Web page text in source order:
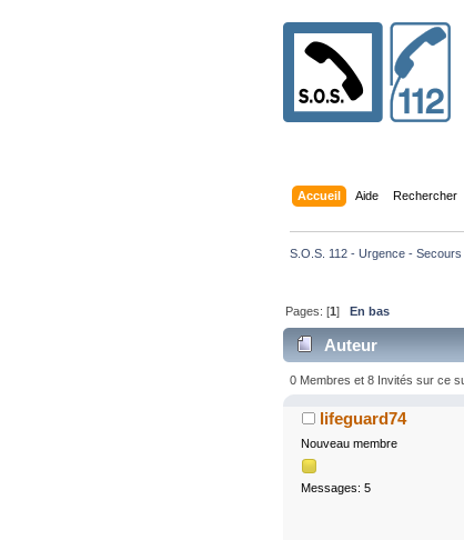
Accueil Aide Rechercher
S.O.S. 112 - Urgence - Secours
Pages: [1]En bas
Auteur
0 Membres et 8 Invités sur ce
lifeguard74
Nouveau membre
Messages: 5